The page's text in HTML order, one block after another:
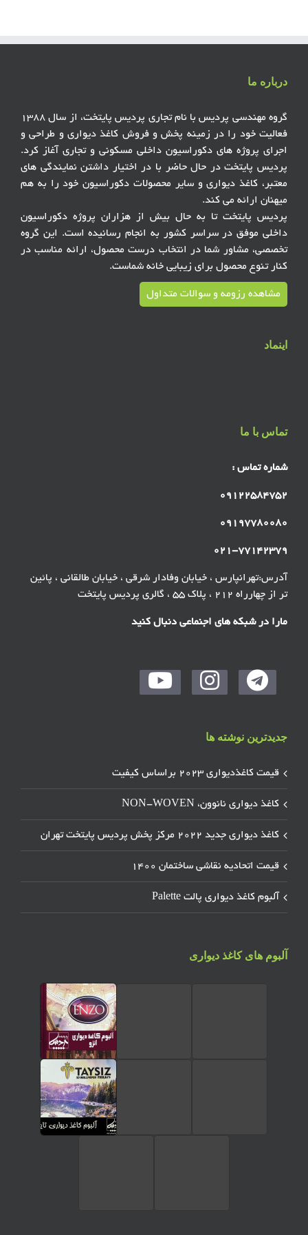
درباره ما
گروه مهندسی پردیس با نام تجاری پردیس پایتخت، از سال ۱۳۸۸
فعالیت خود را در زمینه پخش و فروش کاغذ دیواری و طراحی و
اجرای پروژه های دکوراسیون داخلی مسکونی و تجاری آغاز کرد.
پردیس پایتخت در حال حاضر با در اختیار داشتن نمایندگی های
معتبر، کاغذ دیواری و سایر محصولات دکوراسیون خود را به هم
میهنان ارائه می کند.
پردیس پایتخت تا به حال بیش از هزاران پروژه دکوراسیون
داخلی موفق در سراسر کشور به انجام رسانیده است. این گروه
تخصصی، مشاور شما در انتخاب درست محصول، ارائه مناسب در
کنار تنوع محصول برای زیبایی خانه شماست.
مشاهده رزومه و سوالات متداول
اینماد
تماس با ما
شماره تماس :
۰۹۱۲۲۵۸۴۷۵۲
۰۹۱۹۷۷۸۰۰۸۰
۰۲۱-۷۷۱۴۲۳۷۹
آدرس:تهرانپارس ، خیابان وفادار شرقی ، خیابان طالقانی ، پائین
تر از چهارراه ۲۱۲ ، پلاک ۵۵ ، گالری پردیس پایتخت
مارا در شبکه های اجنماعی دنبال کنید
جدیدترین نوشته ها
قیمت کاغذدیواری ۲۰۲۳ براساس کیفیت
کاغذ دیواری نانوون، NON-WOVEN
کاغذ دیواری جدید ۲۰۲۲ مرکز پخش پردیس پایتخت تهران
قیمت اتحادیه نقاشی ساختمان ۱۴۰۰
آلبوم کاغذ دیواری پالت Palette
آلبوم های کاغذ دیواری